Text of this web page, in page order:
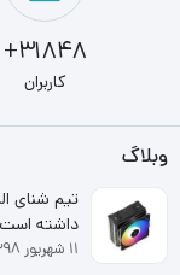
بالا بردن سرعت
تازه‌ای به سیستم
31848+
کاربران
وبلاگ
تیم شنای
داشته است
۱۱ شهریور ۱۳۹۸